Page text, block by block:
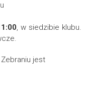
, w siedzibie klubu.
jest